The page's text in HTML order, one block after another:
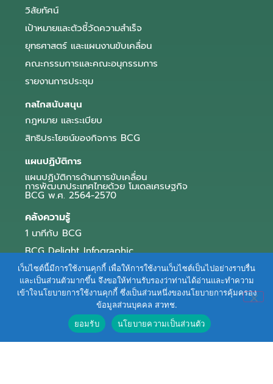
วิสัยทัศน์
เป้าหมายและตัวชี้วัดความสำเร็จ
ยุทธศาสตร์ และแผนงานขับเคลื่อน
คณะกรรมการและคณะอนุกรรมการ
รายงานการประชุม
กลไกสนับสนุน
กฎหมาย และระเบียบ
สิทธิประโยชน์ของกิจการ BCG
แผนปฏิบัติการ
แผนปฏิบัติการด้านการขับเคลื่อน
การพัฒนาประเทศไทยด้วย โมเดลเศรษฐกิจ
BCG พ.ศ. 2564-2570
คลังความรู้
1 นาทีกับ BCG
BCG Delight Infographic
สื่อประชาสัมพันธ์
e-Book Series
ตัวอย่างธุรกิจ BCG
ข่าวและบทความ
เว็บไซต์นี้มีการใช้งานคุกกี้ เพื่อให้การใช้งานเว็บไซต์เป็นไปอย่างราบรื่น
และเป็นส่วนตัวมากขึ้น จึงขอให้ท่านรับรองว่าท่านได้อ่านและทำความ
เข้าใจนโยบายการใช้งานคุกกี้ ซึ่งเป็นส่วนหนึ่งของนโยบายการคุ้มครอง
ข้อมูลส่วนบุคคล สวทช.
ยอมรับ
นโยบายความเป็นส่วนตัว